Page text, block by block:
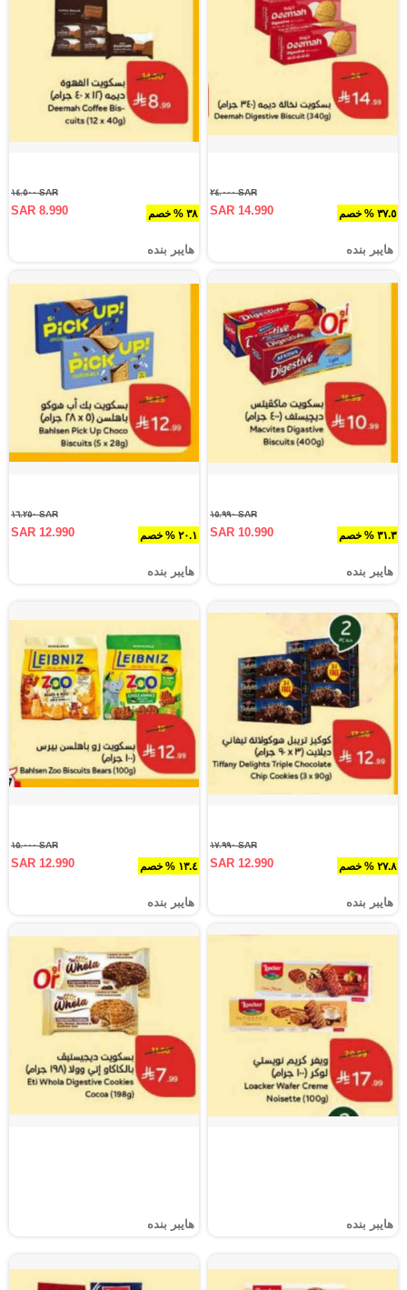
٣٧.٥ % خصم
SAR ٢٤.٠٠٠
SAR 14.990
هايبر بنده
٣٨ % خصم
SAR ١٤.٥٠٠
SAR 8.990
هايبر بنده
٣١.٣ % خصم
SAR ١٥.٩٩٠
SAR 10.990
هايبر بنده
٢٠.١ % خصم
SAR ١٦.٢٥٠
SAR 12.990
هايبر بنده
٢٧.٨ % خصم
SAR ١٧.٩٩٠
SAR 12.990
هايبر بنده
١٣.٤ % خصم
SAR ١٥.٠٠٠
SAR 12.990
هايبر بنده
هايبر بنده هايبر بنده